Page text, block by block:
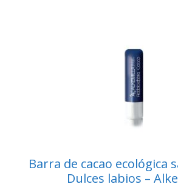
Barra de cacao ecológica
Dulces labios –